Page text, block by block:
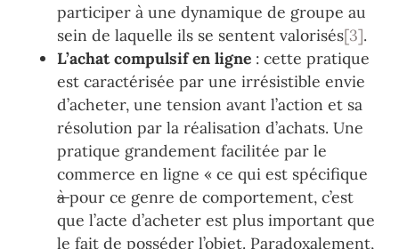
participer à une dynamique de groupe au
sein de laquelle ils se sentent valorisés[3].
L’achat compulsif en ligne : cette pratique
est caractérisée par une irrésistible envie
d’acheter, une tension avant l’action et sa
résolution par la réalisation d’achats. Une
pratique grandement facilitée par le
commerce en ligne « ce qui est spécifique
àpour ce genre de comportement, c’est
que l’acte d’acheter est plus important que
le fait de posséder l’objet. Paradoxalement,